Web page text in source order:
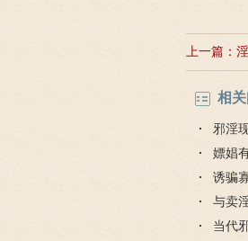
上一篇：
相
邪淫
嫖娼
诱骗
与卖
当代